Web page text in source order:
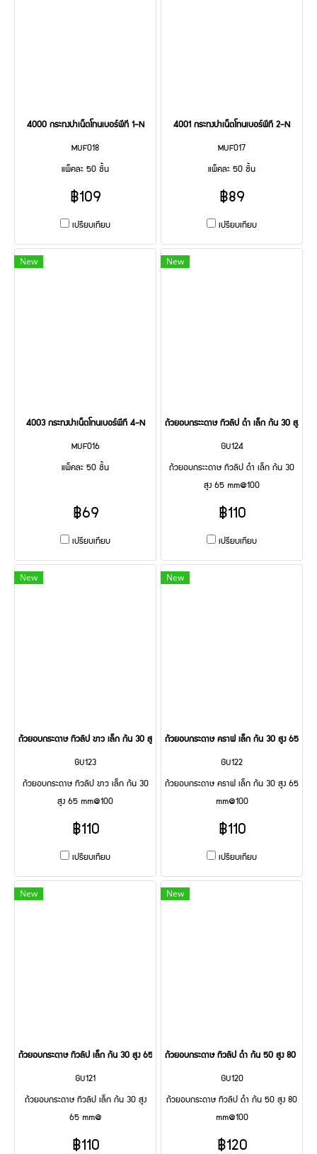
4000 กระทงปาเน็ตโทนเบอร์พีที 1-N
MUF018
แพ็คละ 50 ชิ้น
฿109
เปรียบเทียบ
4001 กระทงปาเน็ตโทนเบอร์พีที 2-N
MUF017
แพ็คละ 50 ชิ้น
฿89
เปรียบเทียบ
New
4003 กระทงปาเน็ตโทนเบอร์พีที 4-N
MUF016
แพ็คละ 50 ชิ้น
฿69
เปรียบเทียบ
New
ถ้วยอบกระะดาษ ทิวลิป ดำ เล็ก ก้น 30 สูง 65
GU124
ถ้วยอบกระะดาษ ทิวลิป ดำ เล็ก ก้น 30
สูง 65 mm@100
฿110
เปรียบเทียบ
New
ถ้วยอบกระดาษ ทิวลิป ขาว เล็ก ก้น 30 สูง 65 mm@100
GU123
ถ้วยอบกระดาษ ทิวลิป ขาว เล็ก ก้น 30
สูง 65 mm@100
฿110
เปรียบเทียบ
New
ถ้วยอบกระดาษ คราฟ เล็ก ก้น 30 สูง 65
GU122
ถ้วยอบกระดาษ คราฟ เล็ก ก้น 30 สูง 65
mm@100
฿110
เปรียบเทียบ
New
ถ้วยอบกระดาษ ทิวลิป เล็ก ก้น 30 สูง 65 mm@
GU121
ถ้วยอบกระดาษ ทิวลิป เล็ก ก้น 30 สูง
65 mm@
฿110
New
ถ้วยอบกระดาษ ทิวลิป ดำ ก้น 50 สูง 80
GU120
ถ้วยอบกระดาษ ทิวลิป ดำ ก้น 50 สูง 80
mm@100
฿120